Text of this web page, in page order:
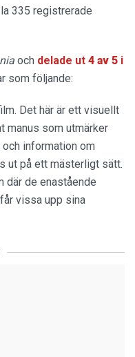
335 registrerade
och delade ut 4 av 5 i
som följande:
Det här är ett visuellt
manus som utmärker
information om
ut på ett mästerligt sätt.
där de enastående
vissa upp sina